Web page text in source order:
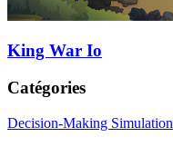
King War Io
Catégories
Decision-Making Simulation